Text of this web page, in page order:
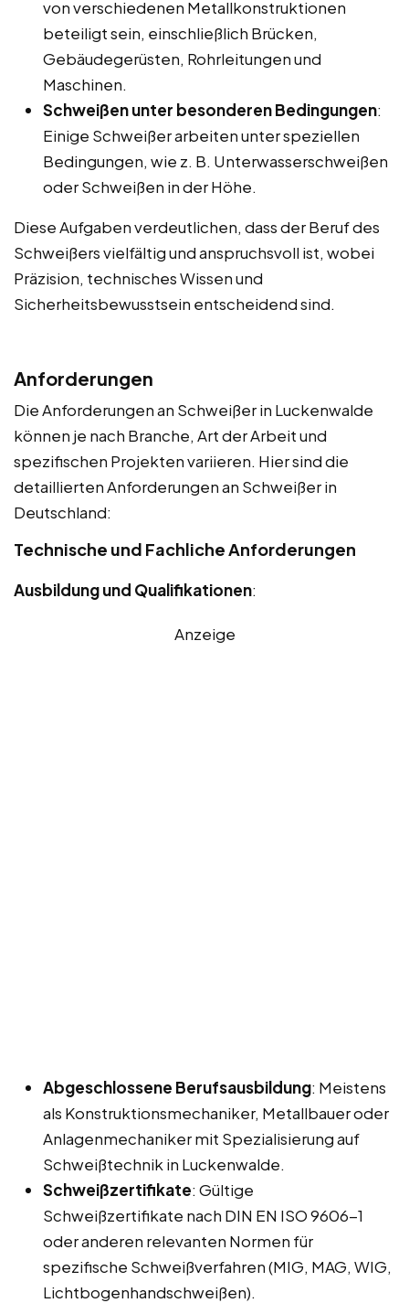
von verschiedenen Metallkonstruktionen
beteiligt sein, einschließlich Brücken,
Gebäudegerüsten, Rohrleitungen und
Maschinen.
Schweißen unter besonderen Bedingungen:
Einige Schweißer arbeiten unter speziellen
Bedingungen, wie z. B. Unterwasserschweißen
oder Schweißen in der Höhe.
Diese Aufgaben verdeutlichen, dass der Beruf des
Schweißers vielfältig und anspruchsvoll ist, wobei
Präzision, technisches Wissen und
Sicherheitsbewusstsein entscheidend sind.
Anforderungen
Die Anforderungen an Schweißer in Luckenwalde
können je nach Branche, Art der Arbeit und
spezifischen Projekten variieren. Hier sind die
detaillierten Anforderungen an Schweißer in
Deutschland:
Technische und Fachliche Anforderungen
Ausbildung und Qualifikationen:
Anzeige
Abgeschlossene Berufsausbildung: Meistens
als Konstruktionsmechaniker, Metallbauer oder
Anlagenmechaniker mit Spezialisierung auf
Schweißtechnik in Luckenwalde.
Schweißzertifikate: Gültige
Schweißzertifikate nach DIN EN ISO 9606-1
oder anderen relevanten Normen für
spezifische Schweißverfahren (MIG, MAG, WIG,
Lichtbogenhandschweißen).